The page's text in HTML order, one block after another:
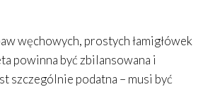
węchowych, prostych łamigłówek
powinna być zbilansowana i
szczególnie podatna – musi być